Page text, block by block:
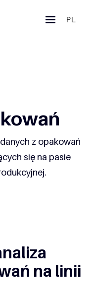
PL
z opakowań
się na pasie
na linii